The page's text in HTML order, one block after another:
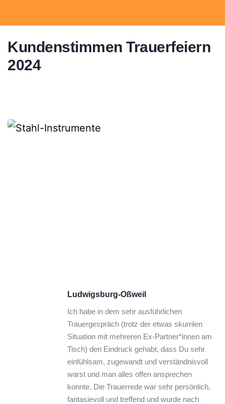
Kundenstimmen Trauerfeiern
2024
Ludwigsburg-Oßweil
Ich habe in dem sehr ausführlichen
Trauergespräch (trotz der etwas skurrilen
Situation mit mehreren Ex-Partner*innen am
Tisch) den Eindruck gehabt, dass Du sehr
einfühlsam, zugewandt und verständnisvoll
warst und man alles offen ansprechen
konnte. Die Trauerrede war sehr persönlich,
fantasievoll und treffend und wurde nach